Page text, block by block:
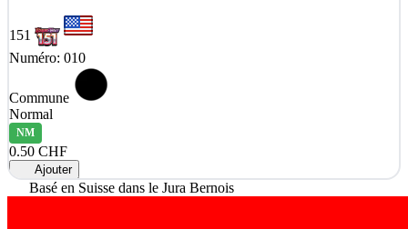
151
Numéro: 010
Commune
Normal
NM
0.50 CHF
Ajouter
Basé en Suisse dans le Jura Bernois